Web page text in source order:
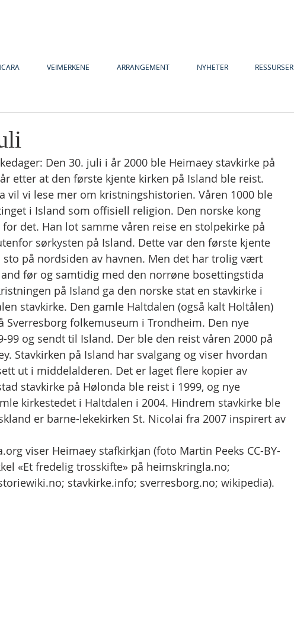
VEIMERKENE ARRANGEMENT NYHETER RESSURSER
Den 30. juli i år 2000 ble Heimaey stavkirke på
etter at den første kjente kirken på Island ble reist.
vil vi lese mer om kristningshistorien. Våren 1000 ble
i Island som offisiell religion. Den norske kong
det. Han lot samme våren reise en stolpekirke på
sørkysten på Island. Dette var den første kjente
sto på nordsiden av havnen. Men det har trolig vært
før og samtidig med den norrøne bosettingstida
på Island ga den norske stat en stavkirke i
stavkirke. Den gamle Haltdalen (også kalt Holtålen)
Sverresborg folkemuseum i Trondheim. Den nye
99 og sendt til Island. Der ble den reist våren 2000 på
Stavkirken på Island har svalgang og viser hvordan
ut i middelalderen. Det er laget flere kopier av
stavkirke på Hølonda ble reist i 1999, og nye
kirkestedet i Haltdalen i 2004. Hindrem stavkirke ble
er barne-lekekirken St. Nicolai fra 2007 inspirert av
viser Heimaey stafkirkjan (foto Martin Peeks CC-BY-
«Et fredelig trosskifte» på heimskringla.no;
stavkirke.info; sverresborg.no; wikipedia).